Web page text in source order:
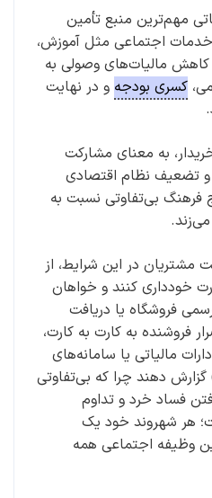
مهم‌ترین منبع تأمین
اجتماعی مثل آموزش،
مالیات‌های وصولی به
کسری بودجه و در نهایت
به معنای مشارکت
و تضعیف نظام اقتصادی
فرهنگ بی‌تفاوتی نسبت به
مشتریان در این شرایط، از
خودداری کنند و خواهان
فروشگاه یا دریافت
فروشنده به کارت به کارت،
مالیاتی یا سامانه‌های
دهند چرا که بی‌تفاوتی
فساد خرد و تداوم
هر شهروند خود یک
وظیفه اجتماعی همه